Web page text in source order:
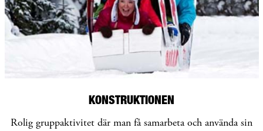
KONSTRUKTIONEN
Rolig gruppaktivitet där man få samarbeta och använda sin